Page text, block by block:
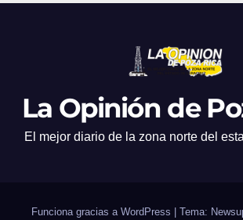
La Opinión de
El mejor diario de la zona norte del
Funciona gracias a WordPress Tema: